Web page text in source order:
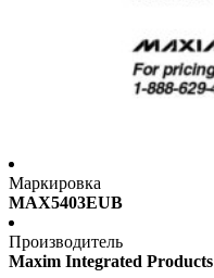
Маркировка
MAX5403EUB
Производитель
Maxim Integrated Products